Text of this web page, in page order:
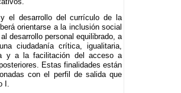
el desarrollo del currículo de la
orientarse a la inclusión social
desarrollo personal equilibrado, a
ciudadanía crítica, igualitaria,
y a la facilitación del acceso a
Estas finalidades están
con el perfil de salida que